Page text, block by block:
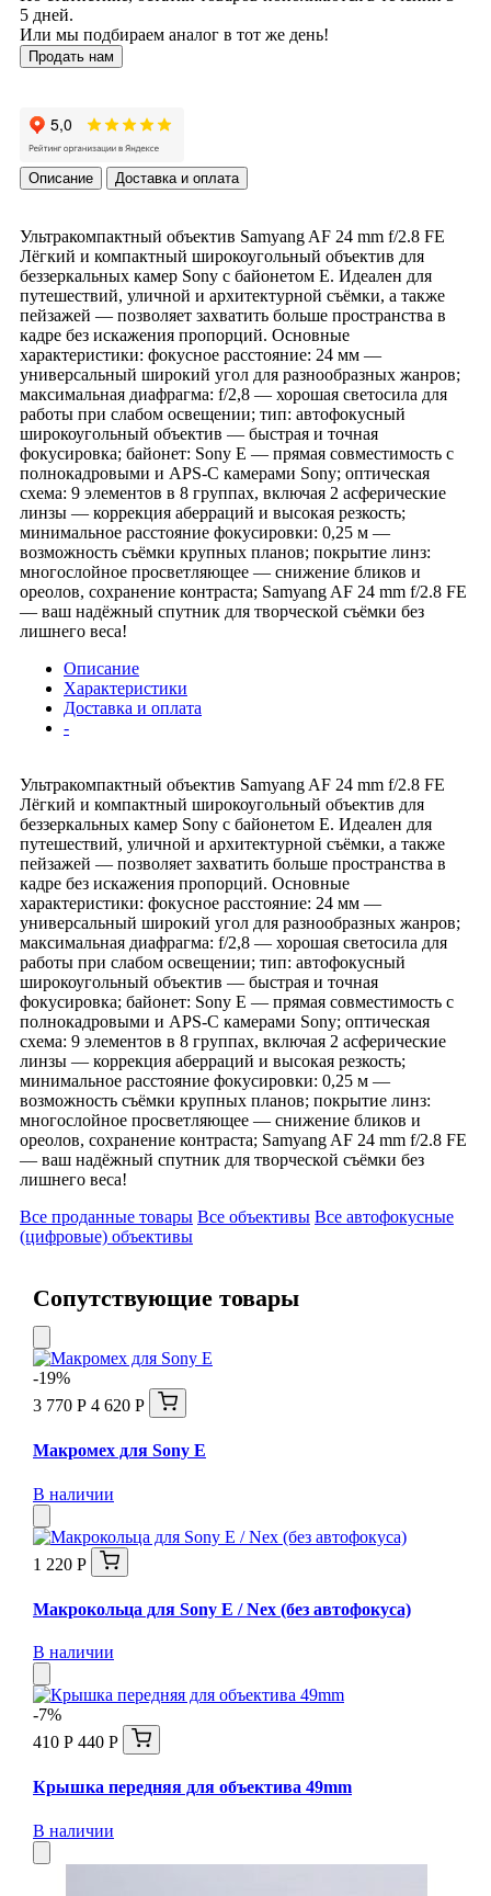
5 дней.
Или мы подбираем аналог в тот же день!
Продать нам
Описание Доставка и оплата
Ультракомпактный объектив Samyang AF 24 mm f/2.8 FE
Лёгкий и компактный широкоугольный объектив для
беззеркальных камер Sony с байонетом E. Идеален для
путешествий, уличной и архитектурной съёмки, а также
пейзажей — позволяет захватить больше пространства в
кадре без искажения пропорций. Основные
характеристики: фокусное расстояние: 24 мм —
универсальный широкий угол для разнообразных жанров;
максимальная диафрагма: f/2,8 — хорошая светосила для
работы при слабом освещении; тип: автофокусный
широкоугольный объектив — быстрая и точная
фокусировка; байонет: Sony E — прямая совместимость с
полнокадровыми и APS‑C камерами Sony; оптическая
схема: 9 элементов в 8 группах, включая 2 асферические
линзы — коррекция аберраций и высокая резкость;
минимальное расстояние фокусировки: 0,25 м —
возможность съёмки крупных планов; покрытие линз:
многослойное просветляющее — снижение бликов и
ореолов, сохранение контраста; Samyang AF 24 mm f/2.8 FE
— ваш надёжный спутник для творческой съёмки без
лишнего веса!
Описание
Характеристики
Доставка и оплата
-
Ультракомпактный объектив Samyang AF 24 mm f/2.8 FE
Лёгкий и компактный широкоугольный объектив для
беззеркальных камер Sony с байонетом E. Идеален для
путешествий, уличной и архитектурной съёмки, а также
пейзажей — позволяет захватить больше пространства в
кадре без искажения пропорций. Основные
характеристики: фокусное расстояние: 24 мм —
универсальный широкий угол для разнообразных жанров;
максимальная диафрагма: f/2,8 — хорошая светосила для
работы при слабом освещении; тип: автофокусный
широкоугольный объектив — быстрая и точная
фокусировка; байонет: Sony E — прямая совместимость с
полнокадровыми и APS‑C камерами Sony; оптическая
схема: 9 элементов в 8 группах, включая 2 асферические
линзы — коррекция аберраций и высокая резкость;
минимальное расстояние фокусировки: 0,25 м —
возможность съёмки крупных планов; покрытие линз:
многослойное просветляющее — снижение бликов и
ореолов, сохранение контраста; Samyang AF 24 mm f/2.8 FE
— ваш надёжный спутник для творческой съёмки без
лишнего веса!
Все проданные товары Все объективы Все автофокусные
(цифровые) объективы
Сопутствующие товары
-19%
3 770 Р 4 620 Р
Макромех для Sony E
В наличии
1 220 Р
Макрокольца для Sony E / Nex (без автофокуса)
В наличии
-7%
410 Р 440 Р
Крышка передняя для объектива 49mm
В наличии